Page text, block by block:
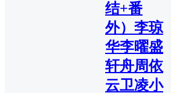
结+番
外）李琼
华李曜盛
轩舟周依
云卫凌小